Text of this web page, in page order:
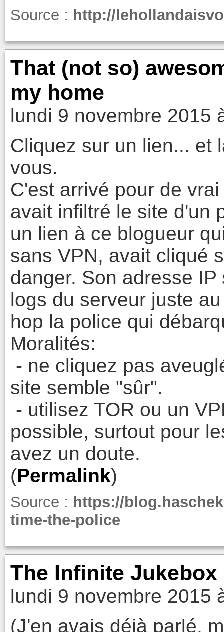
Source : http://
That (not so)
my home
lundi 9 novembre 2015
Cliquez sur un lien... et
vous.
C'est arrivé pour de
avait infiltré le site d'un
un lien à ce blogueur
sans VPN, avait cliqué
danger. Son adresse
logs du serveur juste
hop la police qui
Moralités:
- ne cliquez pas
site semble "sûr".
- utilisez TOR ou un
possible, surtout pour
avez un doute.
(Permalink)
Source : https://
time-the-police
The Infinite Jukebox
lundi 9 novembre 2015
(J'en avais déjà parlé,